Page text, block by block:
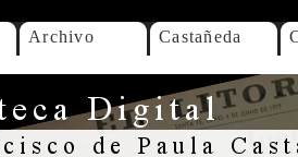
Archivo Castañeda